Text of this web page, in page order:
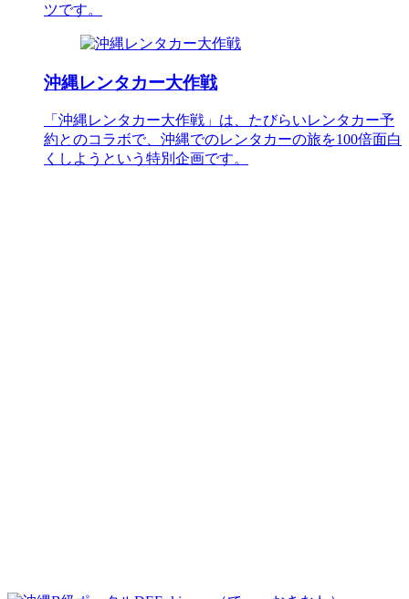
ツです。
沖縄レンタカー大作戦
「沖縄レンタカー大作戦」は、たびらいレンタカー予
約とのコラボで、沖縄でのレンタカーの旅を100倍面白
くしようという特別企画です。